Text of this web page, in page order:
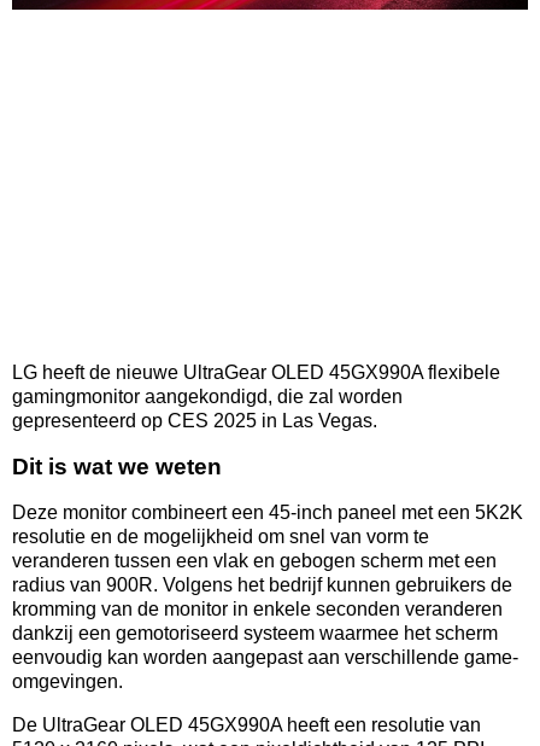
LG heeft de nieuwe UltraGear OLED 45GX990A flexibele
gamingmonitor aangekondigd, die zal worden
gepresenteerd op CES 2025 in Las Vegas.
Dit is wat we weten
Deze monitor combineert een 45-inch paneel met een 5K2K
resolutie en de mogelijkheid om snel van vorm te
veranderen tussen een vlak en gebogen scherm met een
radius van 900R. Volgens het bedrijf kunnen gebruikers de
kromming van de monitor in enkele seconden veranderen
dankzij een gemotoriseerd systeem waarmee het scherm
eenvoudig kan worden aangepast aan verschillende game-
omgevingen.
De UltraGear OLED 45GX990A heeft een resolutie van